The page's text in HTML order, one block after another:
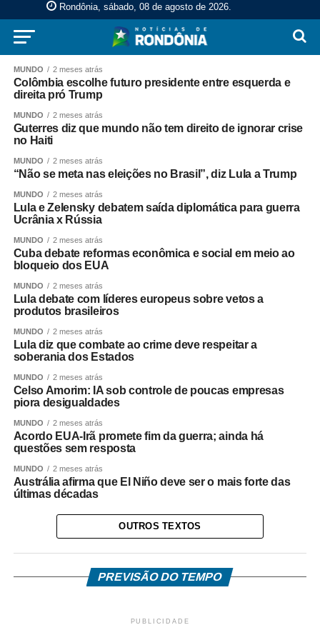
Rondônia, sábado, 08 de agosto de 2026.
MUNDO 2 meses atrás
Colômbia escolhe futuro presidente entre esquerda e
direita pró Trump
MUNDO 2 meses atrás
Guterres diz que mundo não tem direito de ignorar crise
no Haiti
MUNDO 2 meses atrás
“Não se meta nas eleições no Brasil”, diz Lula a Trump
MUNDO 2 meses atrás
Lula e Zelensky debatem saída diplomática para guerra
Ucrânia x Rússia
MUNDO 2 meses atrás
Cuba debate reformas econômica e social em meio ao
bloqueio dos EUA
MUNDO 2 meses atrás
Lula debate com líderes europeus sobre vetos a
produtos brasileiros
MUNDO 2 meses atrás
Lula diz que combate ao crime deve respeitar a
soberania dos Estados
MUNDO 2 meses atrás
Celso Amorim: IA sob controle de poucas empresas
piora desigualdades
MUNDO 2 meses atrás
Acordo EUA-Irã promete fim da guerra; ainda há
questões sem resposta
MUNDO 2 meses atrás
Austrália afirma que El Niño deve ser o mais forte das
últimas décadas
OUTROS TEXTOS
PREVISÃO DO TEMPO
PUBLICIDADE